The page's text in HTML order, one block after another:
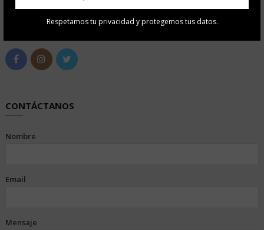
Respetamos tu privacidad y protegemos tus datos.
SÍGUENOS EN REDES SOCIALES
CONTÁCTANOS
Nombre
Email
Mensaje